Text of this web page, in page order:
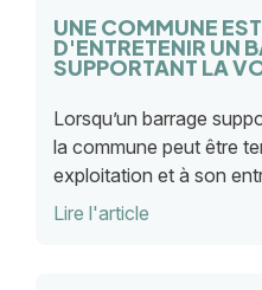
UNE COMMUNE
D'ENTRETENIR UN
SUPPORTANT LA
Lorsqu’un barrage
la commune peut être
exploitation et à son
où l’ouvrage retient les
Lire l'article